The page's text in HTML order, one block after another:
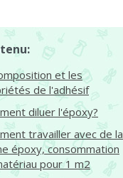
et les
de l'adhésif
diluer l'époxy?
travailler avec de la
époxy, consommation
pour 1 m2